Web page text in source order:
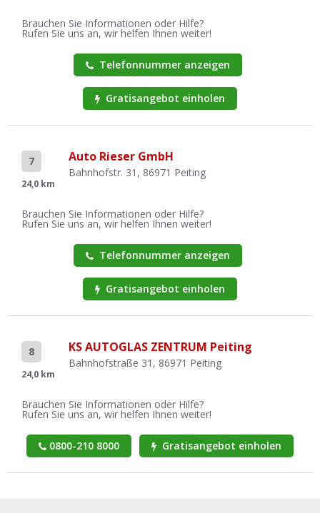
Brauchen Sie Informationen oder Hilfe?
Rufen Sie uns an, wir helfen Ihnen weiter!
Telefonnummer anzeigen
Gratisangebot einholen
7
24,0 km
Auto Rieser GmbH
Bahnhofstr. 31, 86971 Peiting
Brauchen Sie Informationen oder Hilfe?
Rufen Sie uns an, wir helfen Ihnen weiter!
Telefonnummer anzeigen
Gratisangebot einholen
8
24,0 km
KS AUTOGLAS ZENTRUM Peiting
Bahnhofstraße 31, 86971 Peiting
Brauchen Sie Informationen oder Hilfe?
Rufen Sie uns an, wir helfen Ihnen weiter!
0800-210 8000 Gratisangebot einholen